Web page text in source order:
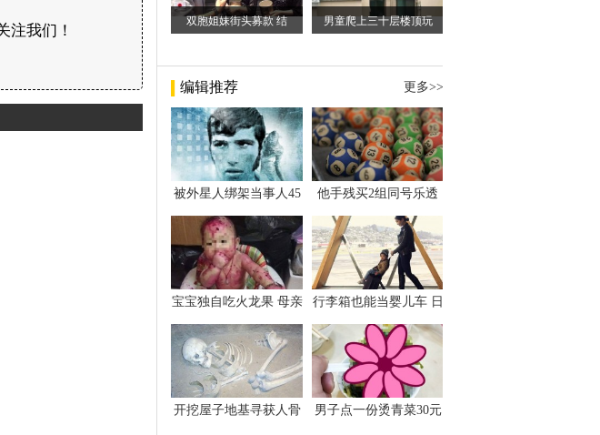
注我们！
双胞姐妹街头募款 结 男童爬上三十层楼顶玩
编辑推荐 更多>>
被外星人绑架当事人45
斯卡古拉事件
他手残买2组同号乐透
万
宝宝独自吃火龙果 母亲
行李箱也能当婴儿车 日
开挖屋子地基寻获人骨
男子点一份烫青菜30元